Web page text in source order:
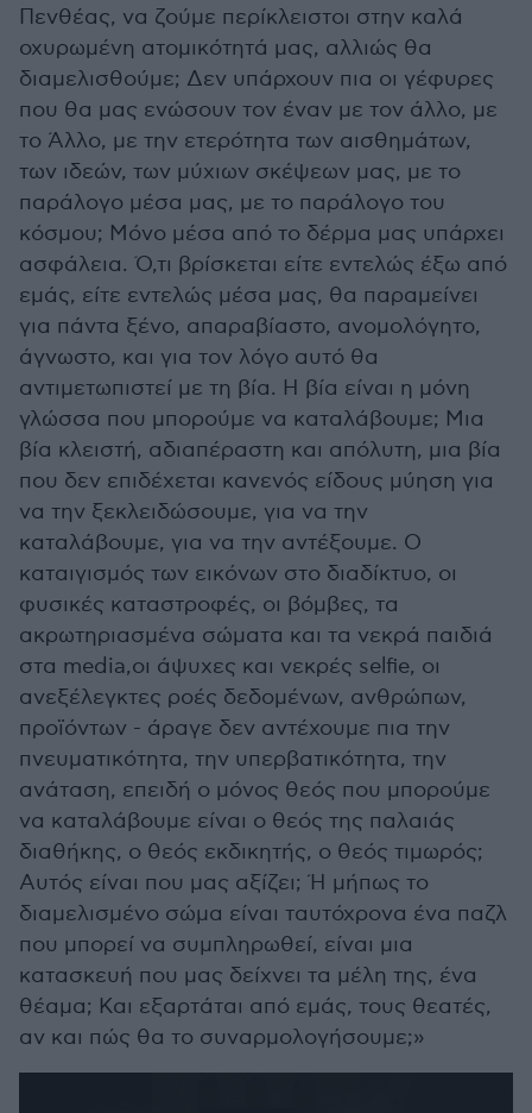
Πενθέας, να ζούμε περίκλειστοι στην καλά
οχυρωμένη ατομικότητά μας, αλλιώς θα
διαμελισθούμε; Δεν υπάρχουν πια οι γέφυρες
που θα μας ενώσουν τον έναν με τον άλλο, με
το Άλλο, με την ετερότητα των αισθημάτων,
των ιδεών, των μύχιων σκέψεων μας, με το
παράλογο μέσα μας, με το παράλογο του
κόσμου; Μόνο μέσα από το δέρμα μας υπάρχει
ασφάλεια. Ό,τι βρίσκεται είτε εντελώς έξω από
εμάς, είτε εντελώς μέσα μας, θα παραμείνει
για πάντα ξένο, απαραβίαστο, ανομολόγητο,
άγνωστο, και για τον λόγο αυτό θα
αντιμετωπιστεί με τη βία. Η βία είναι η μόνη
γλώσσα που μπορούμε να καταλάβουμε; Μια
βία κλειστή, αδιαπέραστη και απόλυτη, μια βία
που δεν επιδέχεται κανενός είδους μύηση για
να την ξεκλειδώσουμε, για να την
καταλάβουμε, για να την αντέξουμε. Ο
καταιγισμός των εικόνων στο διαδίκτυο, οι
φυσικές καταστροφές, οι βόμβες, τα
ακρωτηριασμένα σώματα και τα νεκρά παιδιά
στα media,οι άψυχες και νεκρές selfie, οι
ανεξέλεγκτες ροές δεδομένων, ανθρώπων,
προϊόντων - άραγε δεν αντέχουμε πια την
πνευματικότητα, την υπερβατικότητα, την
ανάταση, επειδή ο μόνος θεός που μπορούμε
να καταλάβουμε είναι ο θεός της παλαιάς
διαθήκης, ο θεός εκδικητής, ο θεός τιμωρός;
Αυτός είναι που μας αξίζει; Ή μήπως το
διαμελισμένο σώμα είναι ταυτόχρονα ένα παζλ
που μπορεί να συμπληρωθεί, είναι μια
κατασκευή που μας δείχνει τα μέλη της, ένα
θέαμα; Και εξαρτάται από εμάς, τους θεατές,
αν και πώς θα το συναρμολογήσουμε;»